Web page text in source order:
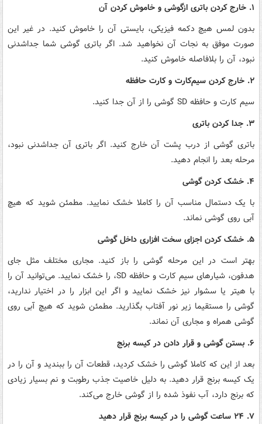
۱. خارج کردن باتری ازگوشی و خاموش کردن آن
بدون لمس هیچ دکمه فیزیکی، بایستی آن را خاموش کنید. در غیر این
صورت موفق به نجات آن نخواهید شد. اگر باتری گوشی شما جداشدنی
نبود، آن را بلافاصله خاموش کنید.
۲. خارج کردن سیم‌کارت و کارت حافظه
سیم کارت و حافظه SD گوشی را از آن جدا کنید.
۳. جدا کردن باتری
باتری گوشی از درب پشت آن خارج کنید. اگر باتری آن جداشدنی نبود،
مرحله بعد را انجام دهید.
۴. خشک کردن گوشی
با یک دستمال مناسب آن را کاملا خشک نمایید. مطمئن شوید که هیچ
آبی روی گوشی نماند.
۵. خشک کردن اجزای سخت افزاری داخل گوشی
بهتر است در این مرحله گوشی را باز کنید. مجاری مختلف مثل جای
هدفون، شیارهای سیم کارت و حافظه SD، را خشک نمایید. می‌توانید آن را
با هیتر یا سشوار نیز خشک نمایید و اگر این ابزار را در اختیار ندارید،
گوشی را مستقیما زیر نور آفتاب بگذارید. مطمئن شوید که هیچ آبی روی
گوشی همراه و مجاری آن نماند.
۶. بستن گوشی و قرار دادن در کیسه برنج
بعد از این که کاملا گوشی را خشک کردید، قطعات آن را ببندید و آن را در
یک کیسه برنج قرار دهید. به دلیل خاصیت جذب رطوبت و نم بسیار زیادی
که برنج دارد، آب نفوذ شده را از گوشی خارج می‌کند.
۷. ۲۴ ساعت گوشی را در کیسه برنج قرار دهید